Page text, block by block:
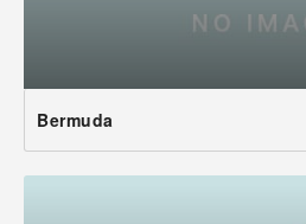
Bermuda